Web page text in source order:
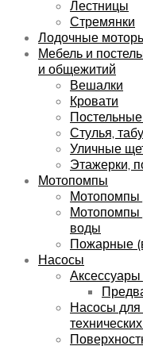
Лестницы
Стремянки
Лодочные
Мебель и
и общежитий
Вешалки
Кровати
Стулья,
Уличные
Этажерки,
Мотопомпы
Мотопомпы
Мотопомпы
воды
Пожарные
Насосы
Насосы для